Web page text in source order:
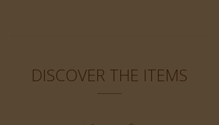
DISCOVER THE ITEMS